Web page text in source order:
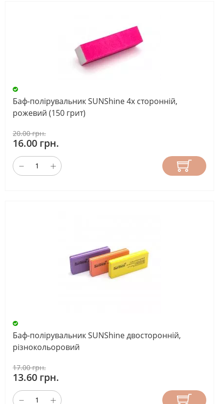
Баф-полірувальник SUNShine 4х сторонній,
рожевий (150 грит)
20.00 грн.
16.00 грн.
Баф-полірувальник SUNShine двосторонній,
різнокольоровий
17.00 грн.
13.60 грн.